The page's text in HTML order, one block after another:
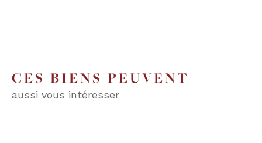
CES BIENS PEUVENT
aussi vous intéresser